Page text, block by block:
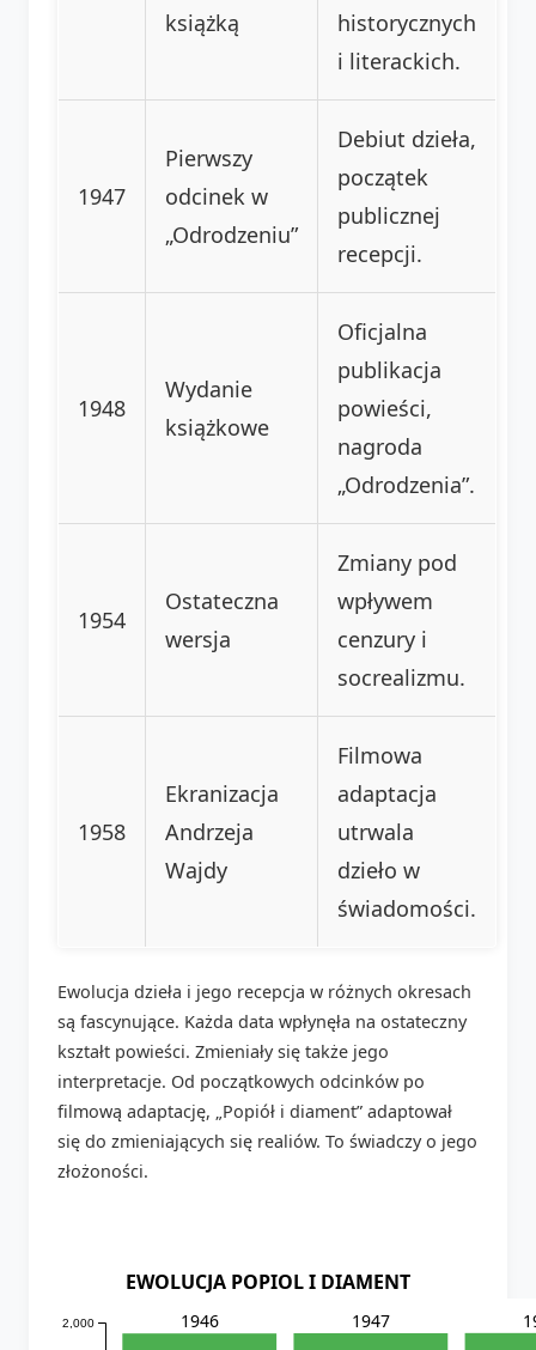
książką
historycznych
i literackich.
1947
Pierwszy
odcinek w
„Odrodzeniu”
Debiut dzieła,
początek
publicznej
recepcji.
1948
Wydanie
książkowe
Oficjalna
publikacja
powieści,
nagroda
„Odrodzenia”.
1954
Ostateczna
wersja
Zmiany pod
wpływem
cenzury i
socrealizmu.
1958
Ekranizacja
Andrzeja
Wajdy
Filmowa
adaptacja
utrwala
dzieło w
świadomości.
Ewolucja dzieła i jego recepcja w różnych okresach
są fascynujące. Każda data wpłynęła na ostateczny
kształt powieści. Zmieniały się także jego
interpretacje. Od początkowych odcinków po
filmową adaptację, „Popiół i diament” adaptował
się do zmieniających się realiów. To świadczy o jego
złożoności.
EWOLUCJA POPIOL I DIAMENT
2,000 1946 1947